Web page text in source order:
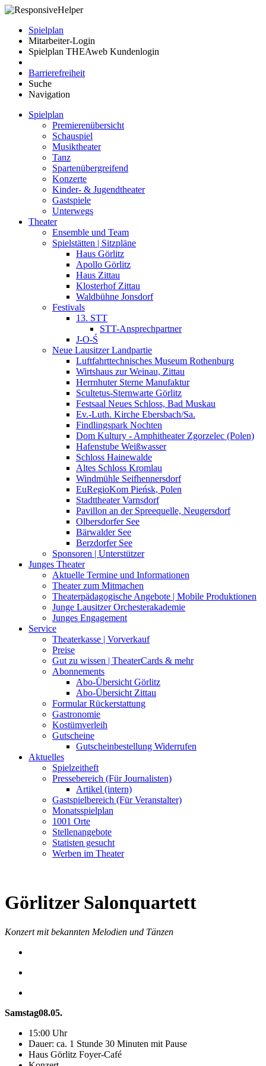
Spielplan
Mitarbeiter-Login
Spielplan THEAweb Kundenlogin
Barrierefreiheit
Suche
Navigation
Spielplan
Premierenübersicht
Schauspiel
Musiktheater
Tanz
Spartenübergreifend
Konzerte
Kinder- & Jugendtheater
Gastspiele
Unterwegs
Theater
Ensemble und Team
Spielstätten | Sitzpläne
Haus Görlitz
Apollo Görlitz
Haus Zittau
Klosterhof Zittau
Waldbühne Jonsdorf
Festivals
13. STT
STT-Ansprechpartner
J-O-Ś
Neue Lausitzer Landpartie
Luftfahrttechnisches Museum Rothenburg
Wirtshaus zur Weinau, Zittau
Herrnhuter Sterne Manufaktur
Scultetus-Sternwarte Görlitz
Festsaal Neues Schloss, Bad Muskau
Ev.-Luth. Kirche Ebersbach/­Sa.
Findlingspark Nochten
Dom Kultury - Amphitheater Zgorzelec (Polen)
Hafenstube Weißwasser
Schloss Hainewalde
Altes Schloss Kromlau
Windmühle Seifhennersdorf
EuRegioKom Pieńsk, Polen
Stadttheater Varnsdorf
Pavillon an der Spreequelle, Neugersdorf
Olbersdorfer See
Bärwalder See
Berzdorfer See
Sponsoren | Unterstützer
Junges Theater
Aktuelle Termine und Informationen
Theater zum Mitmachen
Theaterpädagogische Angebote | Mobile Produktionen
Junge Lausitzer Orchesterakademie
Junges Engagement
Service
Theaterkasse | Vorverkauf
Preise
Gut zu wissen | TheaterCards & mehr
Abonnements
Abo-Übersicht Görlitz
Abo-Übersicht Zittau
Formular Rückerstattung
Gastronomie
Kostümverleih
Gutscheine
Gutscheinbestellung Widerrufen
Aktuelles
Spielzeitheft
Pressebereich (Für Journalisten)
Artikel (intern)
Gastspielbereich (Für Veranstalter)
Monatsspielplan
1001 Orte
Stellenangebote
Statisten gesucht
Werben im Theater
Görlitzer Salonquartett
Konzert mit bekannten Melodien und Tänzen
Samstag08.05.
15:00 Uhr
Dauer: ca. 1 Stunde 30 Minuten mit Pause
Haus Görlitz Foyer-Café